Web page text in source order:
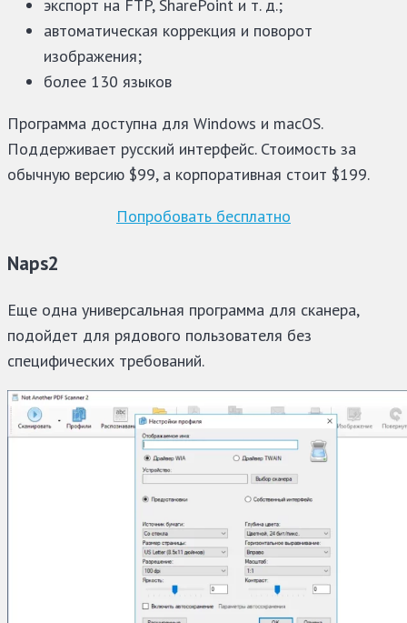
экспорт на FTP, SharePoint и т. д.;
автоматическая коррекция и поворот
изображения;
более 130 языков
Программа доступна для Windows и macOS.
Поддерживает русский интерфейс. Стоимость за
обычную версию $99, а корпоративная стоит $199.
Попробовать бесплатно
Naps2
Еще одна универсальная программа для сканера,
подойдет для рядового пользователя без
специфических требований.